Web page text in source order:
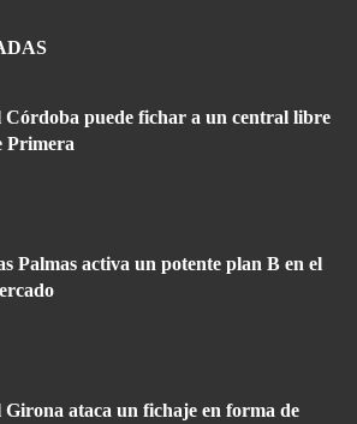
Córdoba puede fichar a un central libre
Primera
Palmas activa un potente plan B en el
Girona ataca un fichaje en forma de